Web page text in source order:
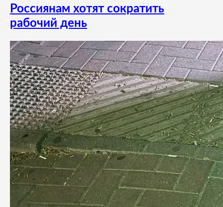
Россиянам хотят сократить
рабочий день